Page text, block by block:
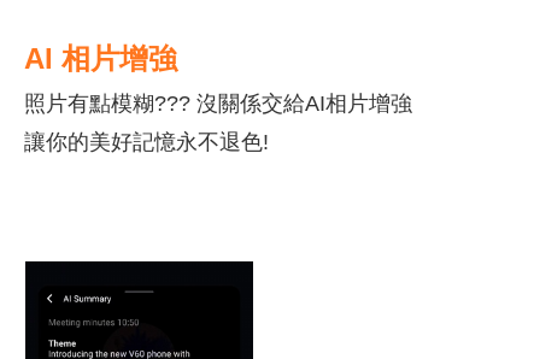
AI 相片增強
照片有點模糊??? 沒關係交給AI相片增強
讓你的美好記憶永不退色!